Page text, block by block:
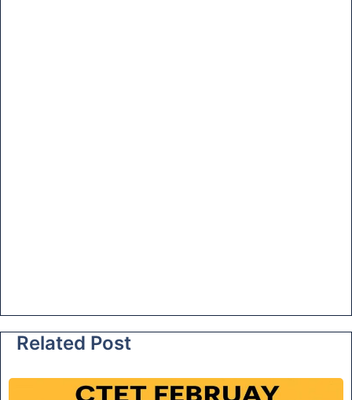
Related Post